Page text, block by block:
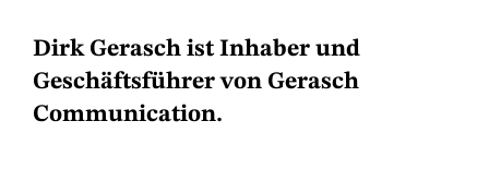
Dirk Gerasch ist Inhaber und
Geschäftsführer von Gerasch
Communication.